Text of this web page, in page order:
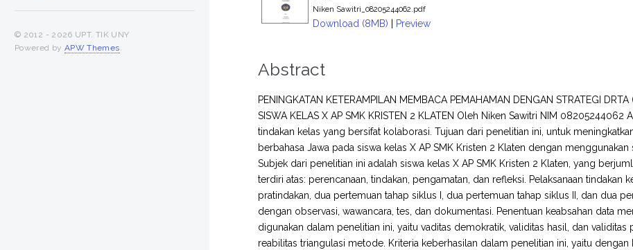
Niken Sawitri_08205244062.pdf
Download (8MB) | Preview
Abstract
PENINGKATAN KETERAMPILAN MEMBACA PEMAHAMAN DENGAN STRATEGI
SISWA KELAS X AP SMK KRISTEN 2 KLATEN Oleh Niken Sawitri NIM
tindakan kelas yang bersifat kolaborasi. Tujuan dari penelitian ini, untuk
berbahasa Jawa pada siswa kelas X AP SMK Kristen 2 Klaten dengan
Subjek dari penelitian ini adalah siswa kelas X AP SMK Kristen 2 Klaten, yang
terdiri atas: perencanaan, tindakan, pengamatan, dan refleksi. Pelaksanaan
pratindakan, dua pertemuan tahap siklus I, dua pertemuan tahap siklus II, dan dua
dengan observasi, wawancara, tes, dan dokumentasi. Penentuan keabsahan data
digunakan dalam penelitian ini, yaitu vaditas demokratik, validitas hasil, dan
reabilitas triangulasi metode. Kriteria keberhasilan dalam penelitian ini, yaitu
© 2012 - 2026 UPT. TIK UNY
Powered by APW Themes